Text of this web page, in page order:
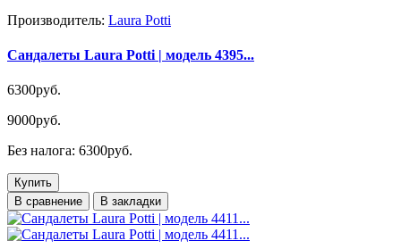
Производитель: Laura Potti
Сандалеты Laura Potti | модель 4395...
6300руб.
9000руб.
Без налога: 6300руб.
Купить
В сравнение
В закладки